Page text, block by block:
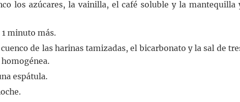
los azúcares, la vainilla, el café soluble y la mantequilla
minuto más.
de las harinas tamizadas, el bicarbonato y la sal de
espátula.